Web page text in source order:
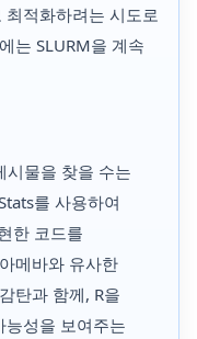
적화하려는 시도로
는 SLURM을 계속
물을 찾을 수는
를 사용하여
한 코드를
메바와 유사한
탄과 함께, R을
능성을 보여주는